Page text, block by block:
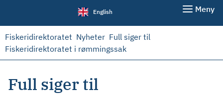
English Meny
Fiskeridirektoratet Nyheter Full siger til
Fiskeridirektoratet i rømmingssak
Full siger til